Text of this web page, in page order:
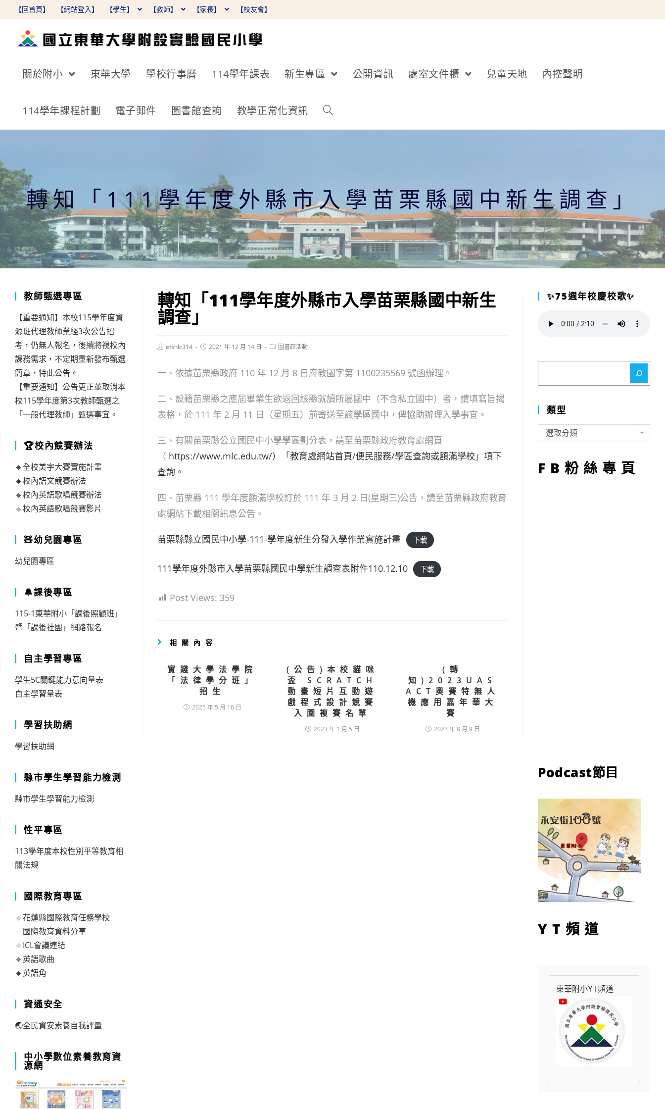
【回首頁】 【網站登入】 【學生】 【教師】 【家長】 【校友會】
關於附小 東華大學 學校行事曆 114學年課表 新生專區 公開資訊 處室文件櫃 兒童天地 內控聲明
114學年課程計劃 電子郵件 圖書館查詢 教學正常化資訊
轉知「111學年度外縣市入學苗栗縣國中新生調查」
轉知「111學年度外縣市入學苗栗縣國中新生
調查」
Postefshlc314
Post2021 年 12 月 14 日
Post圖書館活動
一、依據苗栗縣政府 110 年 12 月 8 日府教國字第 1100235569 號函辦理。
二、設籍苗栗縣之應屆畢業生欲返回該縣就讀所屬國中（不含私立國中）者，請填寫旨揭
表格，於 111 年 2 月 11 日（星期五）前寄送至該學區國中，俾協助辦理入學事宜。
三、有關苗栗縣公立國民中小學學區劃分表，請至苗栗縣政府教育處網頁
（ https://www.mlc.edu.tw/）「教育處網站首頁/便民服務/學區查詢或額滿學校」項下
查詢。
四、苗栗縣 111 學年度額滿學校訂於 111 年 3 月 2 日(星期三)公告，請至苗栗縣政府教育
處網站下載相關訊息公告。
苗栗縣縣立國民中小學-111-學年度新生分發入學作業實施計畫 下載
111學年度外縣市入學苗栗縣國民中學新生調查表附件110.12.10 下載
Post Views: 359
相關內容
實踐大學法學院
「法律學分班」
招生
2025 年 5 月 16 日
(公告)本校貓咪
盃 SCRATCH
動畫短片互動遊
戲程式設計競賽
入圍複賽名單
2023 年 1 月 5 日
(轉
知)2023UAS
ACT奧賽特無人
機應用嘉年華大
賽
2023 年 8 月 9 日
教師甄選專區
【重要通知】本校115學年度資
源班代理教師業經3次公告招
考，仍無人報名，後續將視校內
課務需求，不定期重新發布甄選
簡章，特此公告。
【重要通知】公告更正並取消本
校115學年度第3次教師甄選之
「一般代理教師」甄選事宜。
🏆校內競賽辦法
🔹全校美字大賽實施計畫
🔹校內語文競賽辦法
🔹校內英語歌唱競賽辦法
🔹校內英語歌唱競賽影片
🧸幼兒園專區
幼兒園專區
🔔課後專區
115-1東華附小「課後照顧班」
暨「課後社團」網路報名
自主學習專區
學生5C關鍵能力意向量表
自主學習量表
學習扶助網
學習扶助網
縣市學生學習能力檢測
縣市學生學習能力檢測
性平專區
113學年度本校性別平等教育相
關法規
國際教育專區
🔹花蓮縣國際教育任務學校
🔹國際教育資料分享
🔹ICL會議連結
🔹英語歌曲
🔹英語角
資通安全
🌏全民資安素養自我評量
中小學數位素養教育資
源網
✨75週年校慶校歌✨
類型
型
選取分類
FB粉絲專頁
Podcast節目
YT頻道
東華附小YT頻道